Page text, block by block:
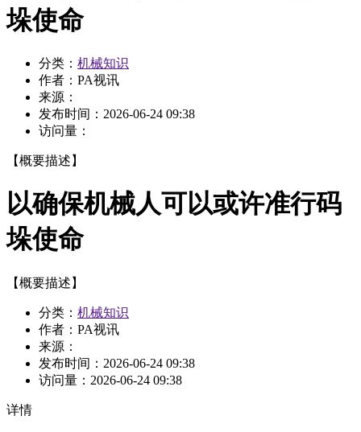
垛使命
分类： 机械知识
作者：PA视讯
来源：
发布时间： 2026-06-24 09:38
访问量：
【概要描述】
以确保机械人可以或许准行码
垛使命
【概要描述】
分类： 机械知识
作者：PA视讯
来源：
发布时间： 2026-06-24 09:38
访问量： 2026-06-24 09:38
详情